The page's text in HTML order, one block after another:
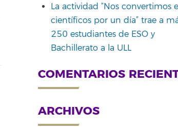
La actividad “Nos convertimos
científicos por un día” trae a
250 estudiantes de ESO y
Bachillerato a la ULL
COMENTARIOS
ARCHIVOS